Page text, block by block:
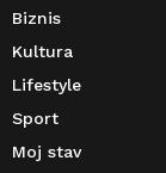
Biznis
Kultura
Lifestyle
Sport
Moj stav